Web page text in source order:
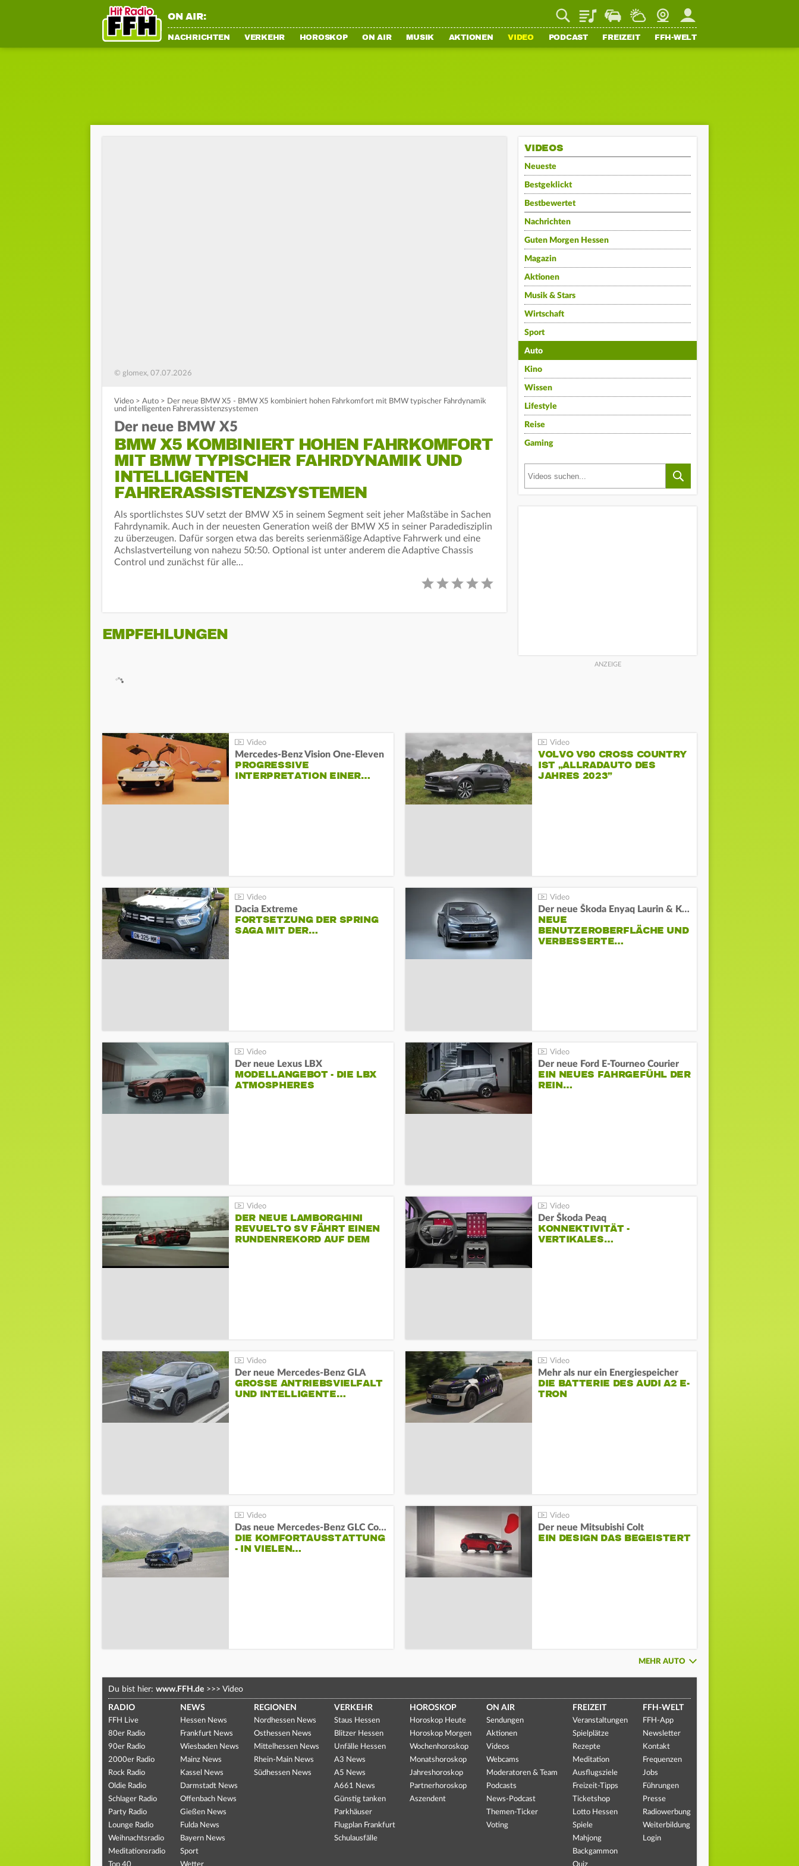
ON AIR: PlaylistStaupilotWetterWebcamMein FFH
NACHRICHTEN VERKEHR HOROSKOP ON AIR MUSIK AKTIONEN VIDEO PODCAST FREIZEIT FFH-WELT
© glomex, 07.07.2026
Video > Auto > Der neue BMW X5 - BMW X5 kombiniert hohen Fahrkomfort mit BMW typischer Fahrdynamik
und intelligenten Fahrerassistenzsystemen
Der neue BMW X5
BMW X5 KOMBINIERT HOHEN FAHRKOMFORT
MIT BMW TYPISCHER FAHRDYNAMIK UND
INTELLIGENTEN
FAHRERASSISTENZSYSTEMEN
Als sportlichstes SUV setzt der BMW X5 in seinem Segment seit jeher Maßstäbe in Sachen
Fahrdynamik. Auch in der neuesten Generation weiß der BMW X5 in seiner Paradedisziplin
zu überzeugen. Dafür sorgen etwa das bereits serienmäßige Adaptive Fahrwerk und eine
Achslastverteilung von nahezu 50:50. Optional ist unter anderem die Adaptive Chassis
Control und zunächst für alle…
EMPFEHLUNGEN
VIDEOS
Neueste
Bestgeklickt
Bestbewertet
Nachrichten
Guten Morgen Hessen
Magazin
Aktionen
Musik & Stars
Wirtschaft
Sport
Auto
Kino
Wissen
Lifestyle
Reise
Gaming
Mercedes-Benz Vision One-Eleven
PROGRESSIVE
INTERPRETATION EINER…
VOLVO V90 CROSS COUNTRY
IST „ALLRADAUTO DES
JAHRES 2023”
Dacia Extreme
FORTSETZUNG DER SPRING
SAGA MIT DER…
Der neue Škoda Enyaq Laurin & Klement
NEUE
BENUTZEROBERFLÄCHE UND
VERBESSERTE…
Der neue Lexus LBX
MODELLANGEBOT - DIE LBX
ATMOSPHERES
Der neue Ford E-Tourneo Courier
EIN NEUES FAHRGEFÜHL DER
REIN…
DER NEUE LAMBORGHINI
REVUELTO SV FÄHRT EINEN
RUNDENREKORD AUF DEM
Der Škoda Peaq
KONNEKTIVITÄT -
VERTIKALES…
Der neue Mercedes-Benz GLA
GROSSE ANTRIEBSVIELFALT U
ND INTELLIGENTE…
Mehr als nur ein Energiespeicher
DIE BATTERIE DES AUDI A2 E-
TRON
Das neue Mercedes-Benz GLC Coupé
DIE KOMFORTAUSSTATTUNG
- IN VIELEN…
Der neue Mitsubishi Colt
EIN DESIGN DAS BEGEISTERT
MEHR AUTO
Du bist hier: www.FFH.de >>> Video
RADIO
FFH Live
80er Radio
90er Radio
2000er Radio
Rock Radio
Oldie Radio
Schlager Radio
Party Radio
Lounge Radio
Weihnachtsradio
Meditationsradio
Top 40
NEWS
Hessen News
Frankfurt News
Wiesbaden News
Mainz News
Kassel News
Darmstadt News
Offenbach News
Gießen News
Fulda News
Bayern News
Sport
Wetter
REGIONEN
Nordhessen News
Osthessen News
Mittelhessen News
Rhein-Main News
Südhessen News
VERKEHR
Staus Hessen
Blitzer Hessen
Unfälle Hessen
A3 News
A5 News
A661 News
Günstig tanken
Parkhäuser
Flugplan Frankfurt
Schulausfälle
HOROSKOP
Horoskop Heute
Horoskop Morgen
Wochenhoroskop
Monatshoroskop
Jahreshoroskop
Partnerhoroskop
Aszendent
ON AIR
Sendungen
Aktionen
Videos
Webcams
Moderatoren & Team
Podcasts
News-Podcast
Themen-Ticker
Voting
FREIZEIT
Veranstaltungen
Spielplätze
Rezepte
Meditation
Ausflugsziele
Freizeit-Tipps
Ticketshop
Lotto Hessen
Spiele
Mahjong
Backgammon
Quiz
FFH-WELT
FFH-App
Newsletter
Kontakt
Frequenzen
Jobs
Führungen
Presse
Radiowerbung
Weiterbildung
Login